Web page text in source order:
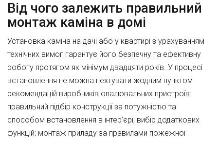
Від чого залежить правильний
монтаж каміна в домі
Установка каміна на дачі або у квартирі з урахуванням
технічних вимог гарантує його безпечну та ефективну
роботу протягом як мінімум двадцяти років. У процесі
встановлення не можна нехтувати жодним пунктом
рекомендацій виробників опалювальних пристроїв:
правильний підбір конструкції за потужністю та
способом встановлення в інтер’єрі; вибір додаткових
функцій; монтаж приладу за правилами пожежної